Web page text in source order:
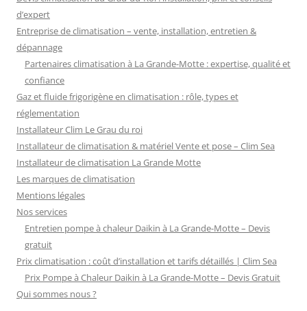
d’expert
Entreprise de climatisation – vente, installation, entretien &
dépannage
Partenaires climatisation à La Grande-Motte : expertise, qualité et
confiance
Gaz et fluide frigorigène en climatisation : rôle, types et
réglementation
Installateur Clim Le Grau du roi
Installateur de climatisation & matériel Vente et pose – Clim Sea
Installateur de climatisation La Grande Motte
Les marques de climatisation
Mentions légales
Nos services
Entretien pompe à chaleur Daikin à La Grande-Motte – Devis
gratuit
Prix climatisation : coût d’installation et tarifs détaillés | Clim Sea
Prix Pompe à Chaleur Daikin à La Grande-Motte – Devis Gratuit
Qui sommes nous ?